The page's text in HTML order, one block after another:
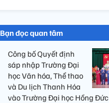
Bạn đọc quan tâm
Công bố Quyết định
sáp nhập Trường Đại
học Văn hóa, Thể thao
và Du lịch Thanh Hóa
vào Trường Đại học Hồng Đức